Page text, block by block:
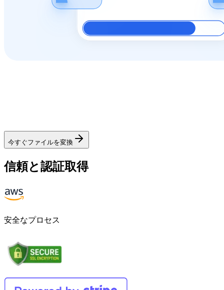
今すぐファイルを変換
信頼と認証取得
安全なプロセス